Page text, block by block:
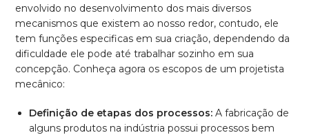
envolvido no desenvolvimento dos mais diversos
mecanismos que existem ao nosso redor, contudo, ele
tem funções especificas em sua criação, dependendo da
dificuldade ele pode até trabalhar sozinho em sua
concepção. Conheça agora os escopos de um projetista
mecânico:
Definição de etapas dos processos:A fabricação de
alguns produtos na indústria possui processos bem